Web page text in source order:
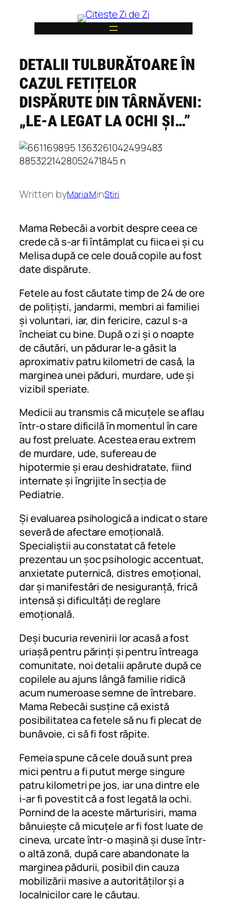
content
DETALII TULBURĂTOARE ÎN
CAZUL FETIȚELOR
DISPĂRUTE DIN TÂRNĂVENI:
„LE-A LEGAT LA OCHI ȘI…”
Written byMaria MinStiri
Mama Rebecăi a vorbit despre ceea ce
crede că s-ar fi întâmplat cu fiica ei și cu
Melisa după ce cele două copile au fost
date dispărute.
Fetele au fost căutate timp de 24 de ore
de polițiști, jandarmi, membri ai familiei
și voluntari, iar, din fericire, cazul s-a
încheiat cu bine. După o zi și o noapte
de căutări, un pădurar le-a găsit la
aproximativ patru kilometri de casă, la
marginea unei păduri, murdare, ude și
vizibil speriate.
Medicii au transmis că micuțele se aflau
într-o stare dificilă în momentul în care
au fost preluate. Acestea erau extrem
de murdare, ude, sufereau de
hipotermie și erau deshidratate, fiind
internate și îngrijite în secția de
Pediatrie.
Și evaluarea psihologică a indicat o stare
severă de afectare emoțională.
Specialiștii au constatat că fetele
prezentau un șoc psihologic accentuat,
anxietate puternică, distres emoțional,
dar și manifestări de nesiguranță, frică
intensă și dificultăți de reglare
emoțională.
Deși bucuria revenirii lor acasă a fost
uriașă pentru părinți și pentru întreaga
comunitate, noi detalii apărute după ce
copilele au ajuns lângă familie ridică
acum numeroase semne de întrebare.
Mama Rebecăi susține că există
posibilitatea ca fetele să nu fi plecat de
bunăvoie, ci să fi fost răpite.
Femeia spune că cele două sunt prea
mici pentru a fi putut merge singure
patru kilometri pe jos, iar una dintre ele
i-ar fi povestit că a fost legată la ochi.
Pornind de la aceste mărturisiri, mama
bănuiește că micuțele ar fi fost luate de
cineva, urcate într-o mașină și duse într-
o altă zonă, după care abandonate la
marginea pădurii, posibil din cauza
mobilizării masive a autorităților și a
localnicilor care le căutau.
6